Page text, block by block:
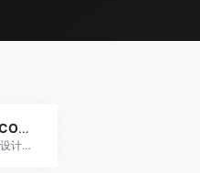
站酷 (ZCOOL)
中国人气设计师学习平台